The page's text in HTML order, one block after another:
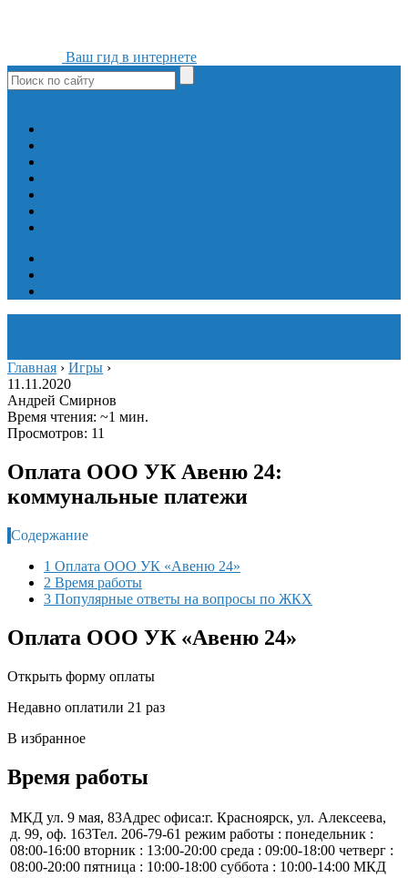
Ваш гид в интернете
Главная › Игры ›
11.11.2020
Андрей Смирнов
Время чтения: ~1 мин.
Просмотров: 11
Оплата ООО УК Авеню 24:
коммунальные платежи
Содержание
1 Оплата ООО УК «Авеню 24»
2 Время работы
3 Популярные ответы на вопросы по ЖКХ
Оплата ООО УК «Авеню 24»
Открыть форму оплаты
Недавно оплатили 21 раз
В избранное
Время работы
МКД ул. 9 мая, 83Адрес офиса:г. Красноярск, ул. Алексеева,
д. 99, оф. 163Тел. 206-79-61 режим работы : понедельник :
08:00-16:00 вторник : 13:00-20:00 среда : 09:00-18:00 четверг :
08:00-20:00 пятница : 10:00-18:00 суббота : 10:00-14:00 МКД